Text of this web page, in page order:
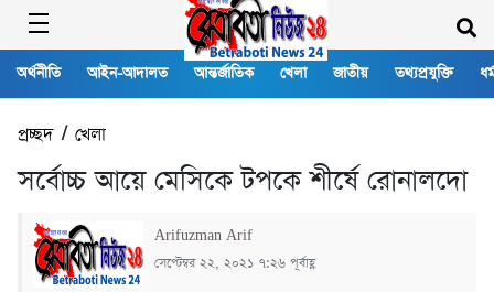
অর্থনীতি আইন-আদালত আন্তর্জাতিক খেলা জাতীয় তথ্যপ্রযুক্তি
প্রচ্ছদ/ খেলা
সর্বোচ্চ আয়ে মেসিকে টপকে শীর্ষে রোনালদো
Arifuzman Arif
সেপ্টেম্বর ২২, ২০২১ ৭:২৬ পূর্বাহ্ণ